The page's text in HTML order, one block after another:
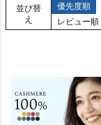
並び替
え
優先度順
レビュー順